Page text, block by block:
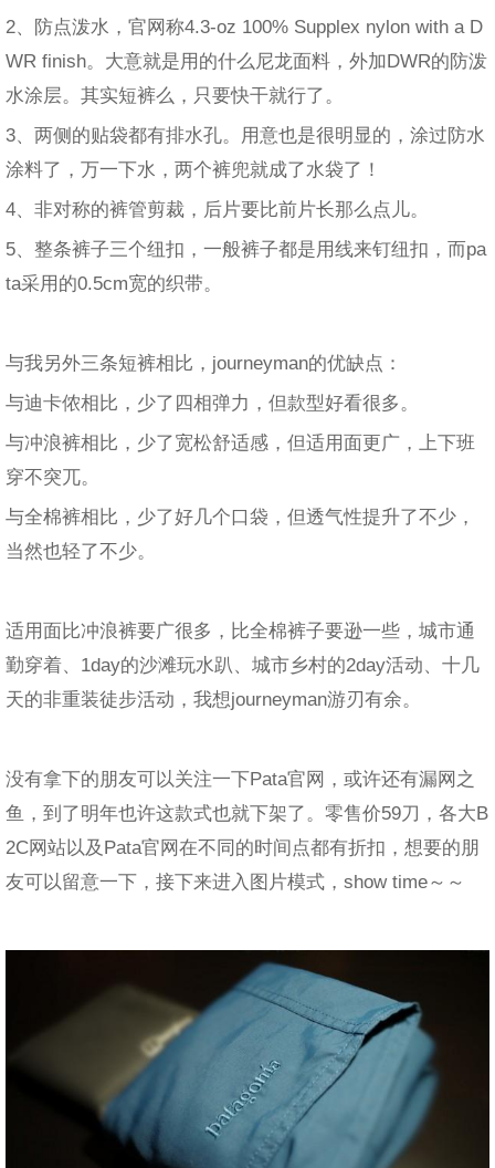
2、防点泼水，官网称4.3-oz 100% Supplex nylon with a D
WR finish。大意就是用的什么尼龙面料，外加DWR的防泼
水涂层。其实短裤么，只要快干就行了。
3、两侧的贴袋都有排水孔。用意也是很明显的，涂过防水
涂料了，万一下水，两个裤兜就成了水袋了！
4、非对称的裤管剪裁，后片要比前片长那么点儿。
5、整条裤子三个纽扣，一般裤子都是用线来钉纽扣，而pa
ta采用的0.5cm宽的织带。
与我另外三条短裤相比，journeyman的优缺点：
与迪卡侬相比，少了四相弹力，但款型好看很多。
与冲浪裤相比，少了宽松舒适感，但适用面更广，上下班
穿不突兀。
与全棉裤相比，少了好几个口袋，但透气性提升了不少，
当然也轻了不少。
适用面比冲浪裤要广很多，比全棉裤子要逊一些，城市通
勤穿着、1day的沙滩玩水趴、城市乡村的2day活动、十几
天的非重装徒步活动，我想journeyman游刃有余。
没有拿下的朋友可以关注一下Pata官网，或许还有漏网之
鱼，到了明年也许这款式也就下架了。零售价59刀，各大B
2C网站以及Pata官网在不同的时间点都有折扣，想要的朋
友可以留意一下，接下来进入图片模式，show time～～